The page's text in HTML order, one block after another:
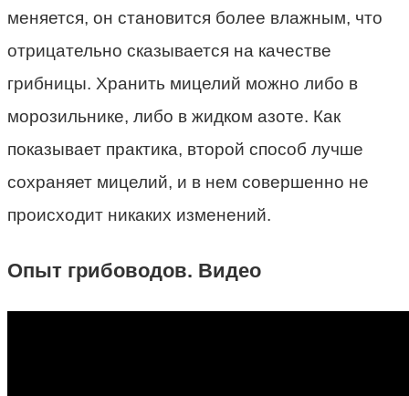
меняется, он становится более влажным, что
отрицательно сказывается на качестве
грибницы. Хранить мицелий можно либо в
морозильнике, либо в жидком азоте. Как
показывает практика, второй способ лучше
сохраняет мицелий, и в нем совершенно не
происходит никаких изменений.
Опыт грибоводов. Видео